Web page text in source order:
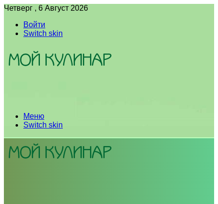
Четверг , 6 Август 2026
Войти
Switch skin
Меню
Switch skin